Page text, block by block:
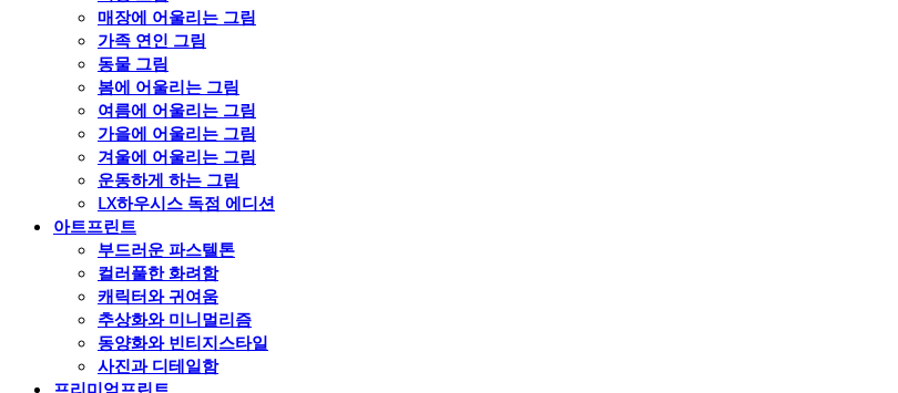
매장에 어울리는 그림
가족 연인 그림
동물 그림
봄에 어울리는 그림
여름에 어울리는 그림
가을에 어울리는 그림
겨울에 어울리는 그림
운동하게 하는 그림
LX하우시스 독점 에디션
아트프린트
부드러운 파스텔톤
컬러풀한 화려함
캐릭터와 귀여움
추상화와 미니멀리즘
동양화와 빈티지스타일
사진과 디테일함
프리미엄프린트